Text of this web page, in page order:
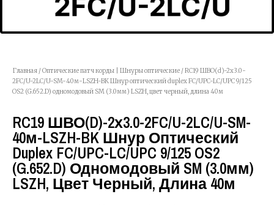
Главная /Оптические патч корды | Шнуры оптические / RC19 ШВО(d)-2х3.0-
2FC/U-2LC/U-SM-40м-LSZH-BK Шнур оптический duplex FC/UPC-LC/UPC 9/125
OS2 (G.652.D) одномодовый SM (3.0мм) LSZH, цвет черный, длина 40м
RC19 ШВО(d)-2х3.0-2FC/U-2LC/U-SM-
40м-LSZH-BK Шнур Оптический
Duplex FC/UPC-LC/UPC 9/125 OS2
(G.652.D) Одномодовый SM (3.0мм)
LSZH, Цвет Черный, Длина 40м